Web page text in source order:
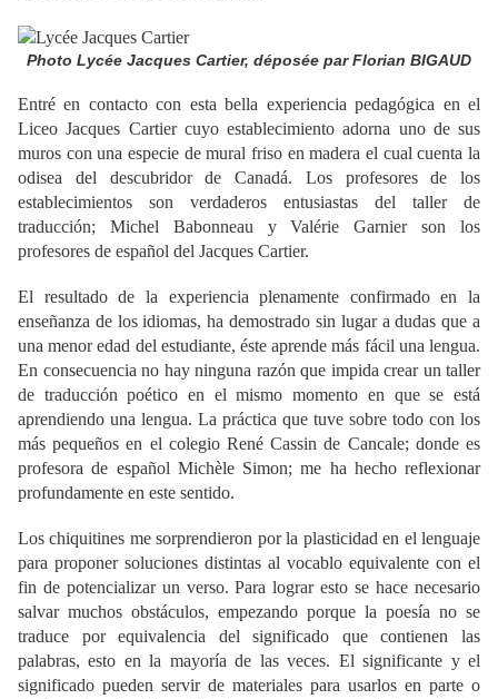
Photo Lycée Jacques Cartier, déposée par Florian BIGAUD
Entré en contacto con esta bella experiencia pedagógica en el
Liceo Jacques Cartier cuyo establecimiento adorna uno de sus
muros con una especie de mural friso en madera el cual cuenta la
odisea del descubridor de Canadá. Los profesores de los
establecimientos son verdaderos entusiastas del taller de
traducción; Michel Babonneau y Valérie Garnier son los
profesores de español del Jacques Cartier.
El resultado de la experiencia plenamente confirmado en la
enseñanza de los idiomas, ha demostrado sin lugar a dudas que a
una menor edad del estudiante, éste aprende más fácil una lengua.
En consecuencia no hay ninguna razón que impida crear un taller
de traducción poético en el mismo momento en que se está
aprendiendo una lengua. La práctica que tuve sobre todo con los
más pequeños en el colegio René Cassin de Cancale; donde es
profesora de español Michèle Simon; me ha hecho reflexionar
profundamente en este sentido.
Los chiquitines me sorprendieron por la plasticidad en el lenguaje
para proponer soluciones distintas al vocablo equivalente con el
fin de potencializar un verso. Para lograr esto se hace necesario
salvar muchos obstáculos, empezando porque la poesía no se
traduce por equivalencia del significado que contienen las
palabras, esto en la mayoría de las veces. El significante y el
significado pueden servir de materiales para usarlos en parte o